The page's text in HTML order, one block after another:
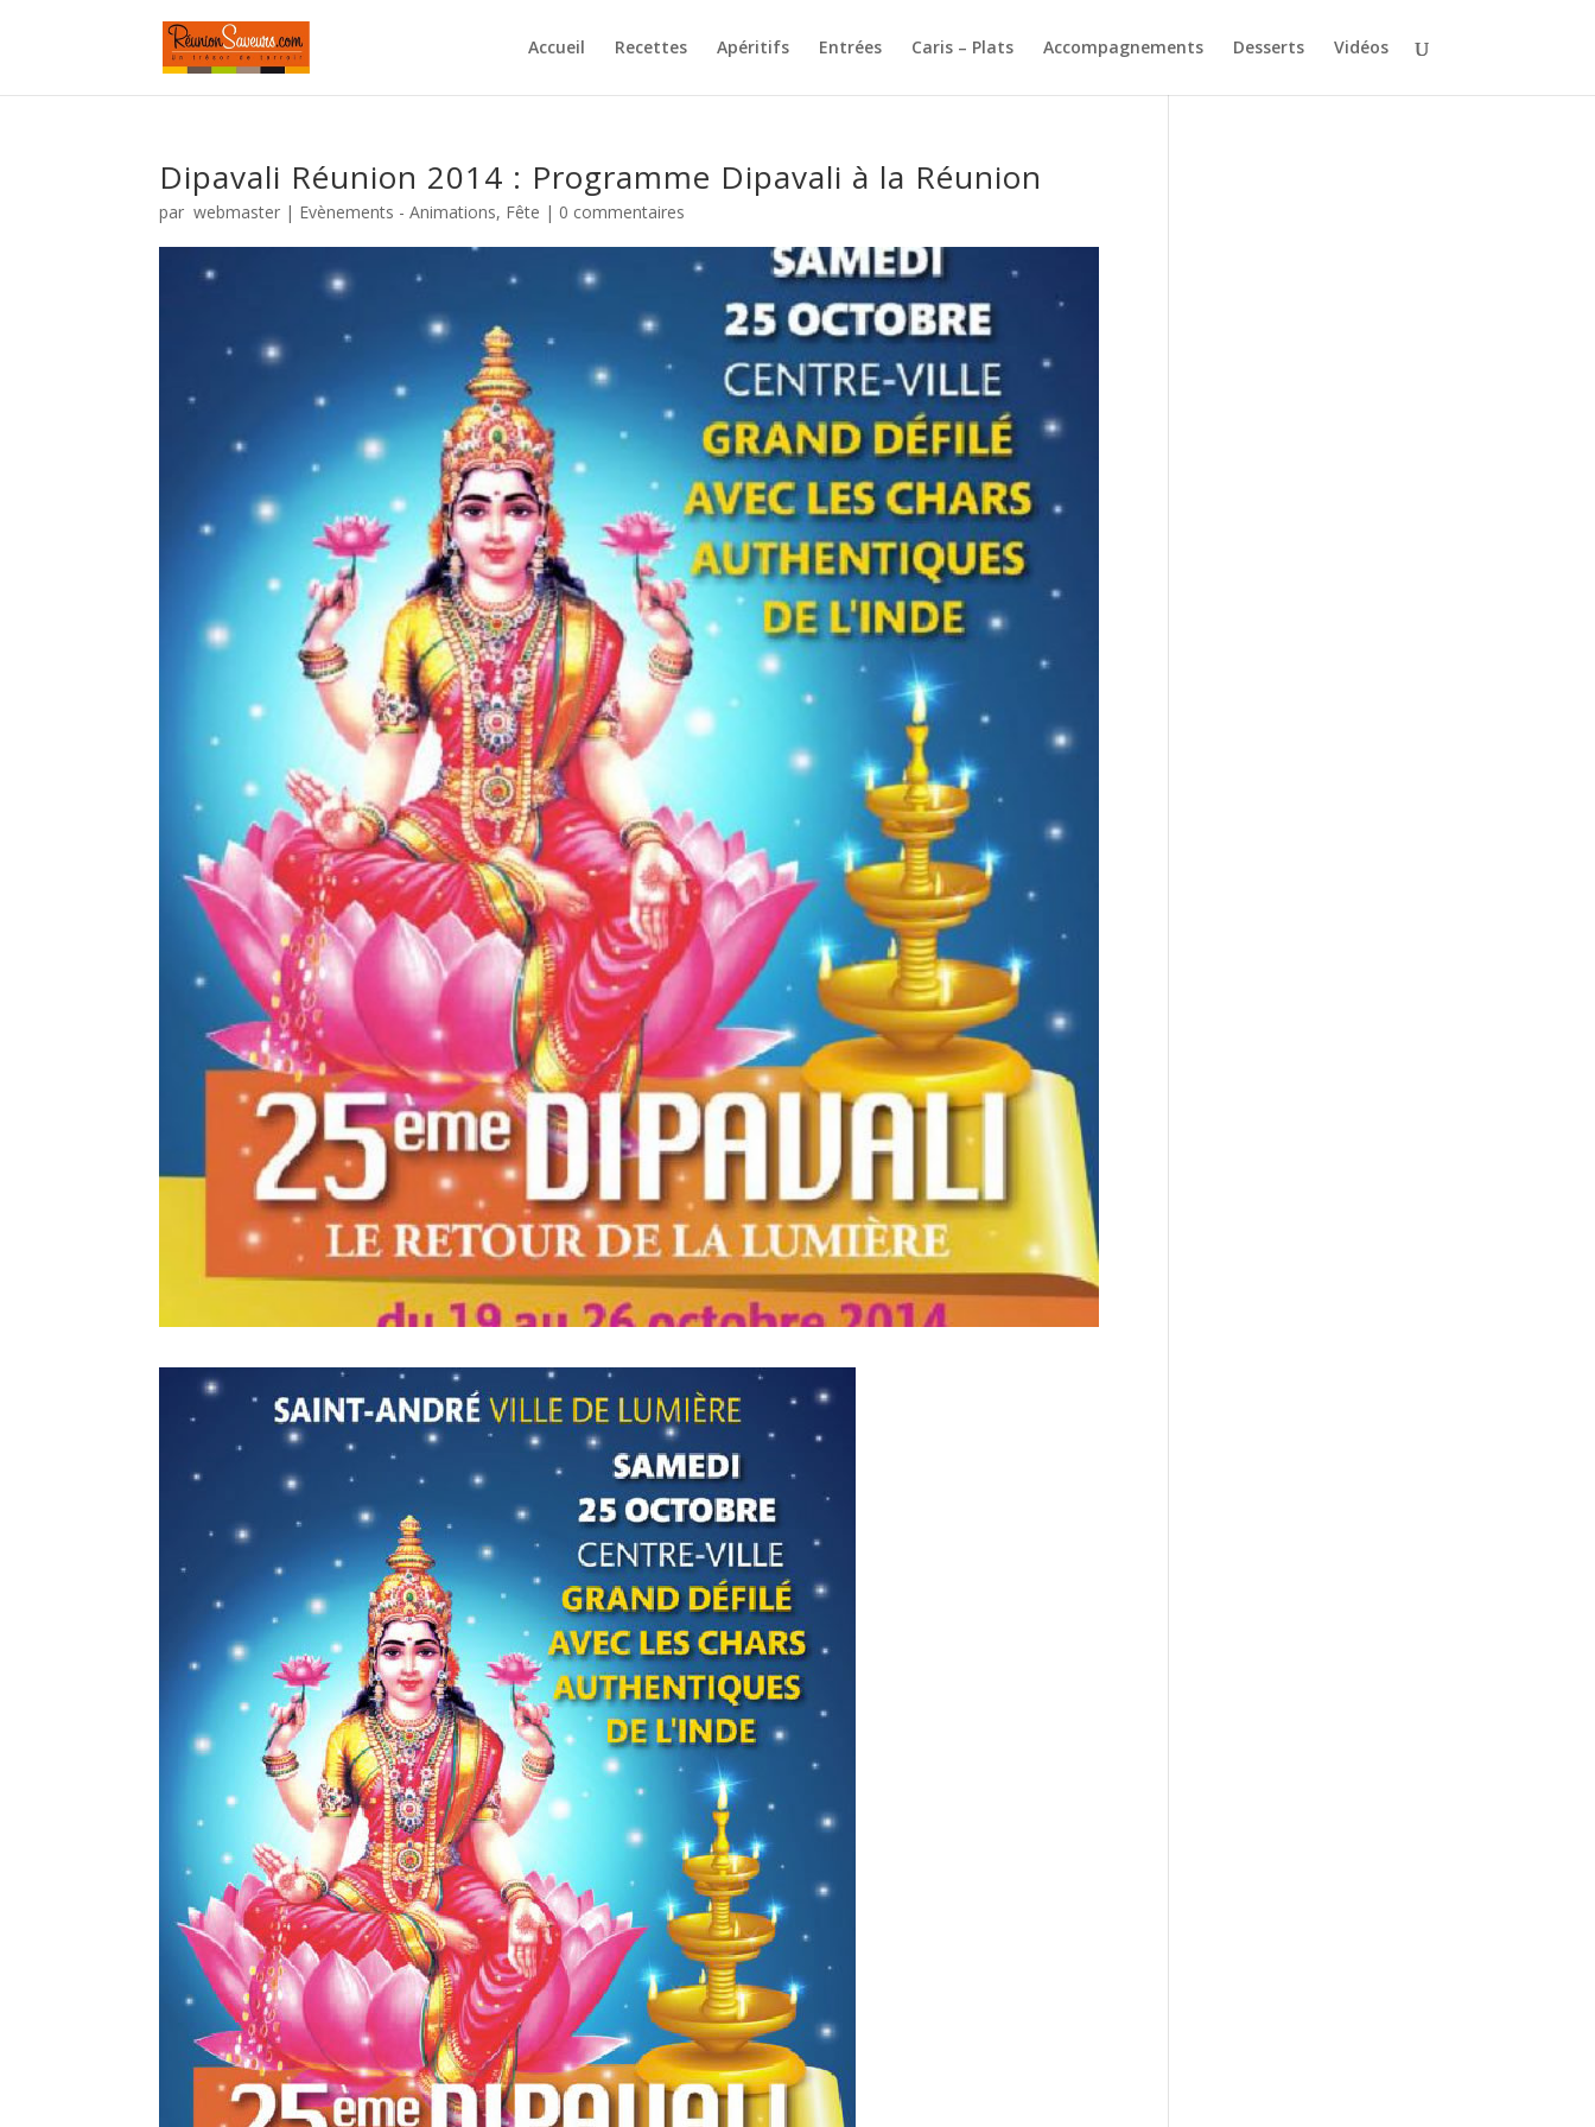
Accueil Recettes Apéritifs Entrées Caris – Plats Accompagnements Desserts Vidéos
Dipavali Réunion 2014 : Programme Dipavali à la Réunion
par webmaster | Evènements - Animations, Fête | 0 commentaires